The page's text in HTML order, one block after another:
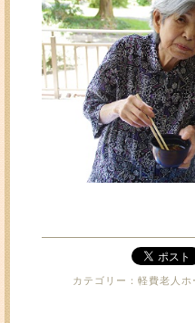
カテゴリー：軽費老人